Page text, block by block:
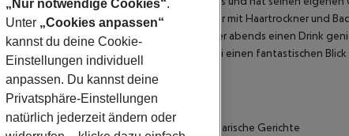
Sat-TV, Klimaanlage und einem Badezimmer mit Haartrockner und
denen die Gäste im Freien frühstücken oder abends einen Drink
Ort, um sich zu entspannen und dabei einen fantastischen
à la carte Abendessen à la carte Vegetarische Gerichte
„Nur notwendige Cookies“.
Unter „Cookies anpassen“
kannst du deine Cookie-
Einstellungen individuell
anpassen. Du kannst deine
Privatsphäre-Einstellungen
natürlich jederzeit ändern oder